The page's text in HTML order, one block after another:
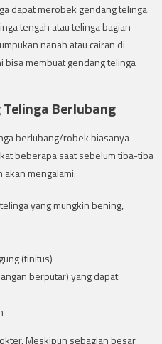
dapat merobek gendang telinga.
tengah atau telinga bagian
nanah atau cairan di
bisa membuat gendang telinga
Telinga Berlubang
berlubang/robek biasanya
beberapa saat sebelum tiba-tiba
mengalami:
yang mungkin bening,
(tinitus)
berputar) yang dapat
Meskipun sebagian besar